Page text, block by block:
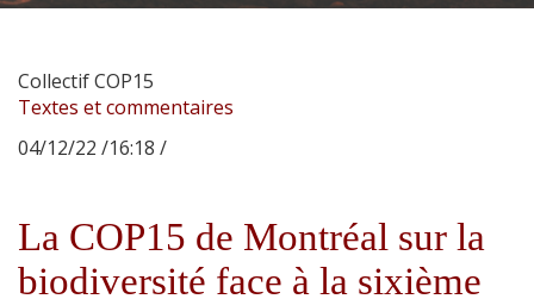
Collectif COP15
Textes et commentaires
04/12/22 /16:18 /
La COP15 de Montréal sur la
biodiversité face à la sixième